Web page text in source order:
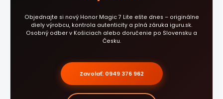
Objednajte si nový Honor Magic 7 Lite ešte dnes – originálne
diely výrobcu, kontrola autenticity a plná záruka iguru.sk.
Osobný odber v Košiciach alebo doručenie po Slovensku a
Česku.
Zavolať: 0949 376 962